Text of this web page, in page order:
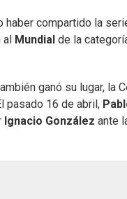
haber compartido la
Mundial de la
ganó su lugar, la
pasado 16 de abril,
Ignacio González ante